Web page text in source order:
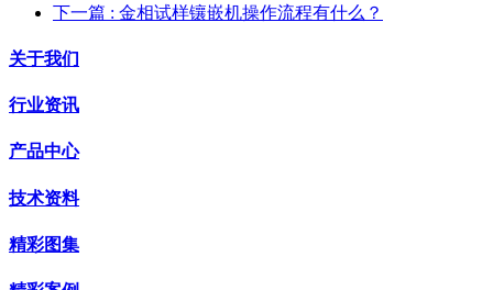
下一篇 : 金相试样镶嵌机操作流程有什么？
关于我们
行业资讯
产品中心
技术资料
精彩图集